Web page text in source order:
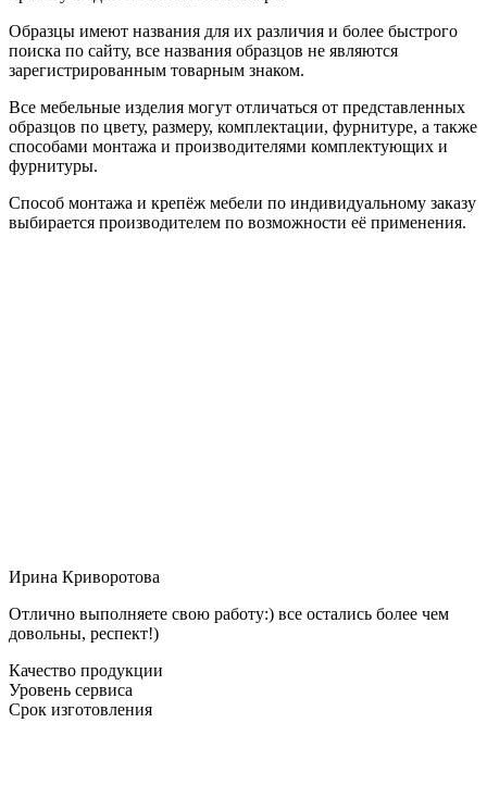
Образцы имеют названия для их различия и более быстрого
поиска по сайту, все названия образцов не являются
зарегистрированным товарным знаком.
Все мебельные изделия могут отличаться от представленных
образцов по цвету, размеру, комплектации, фурнитуре, а также
способами монтажа и производителями комплектующих и
фурнитуры.
Способ монтажа и крепёж мебели по индивидуальному заказу
выбирается производителем по возможности её применения.
Ирина Криворотова
Отлично выполняете свою работу:) все остались более чем
довольны, респект!)
Качество продукции
Уровень сервиса
Срок изготовления